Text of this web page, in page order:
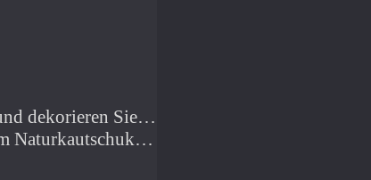
dekorieren Sie…
Naturkautschuk…